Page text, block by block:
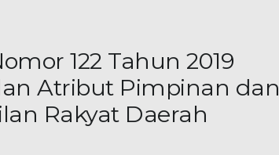
122 Tahun 2019
Atribut Pimpinan dan
Rakyat Daerah